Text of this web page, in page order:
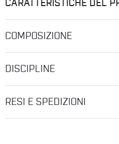
CARATTERISTICHE DEL
COMPOSIZIONE
DISCIPLINE
RESI E SPEDIZIONI